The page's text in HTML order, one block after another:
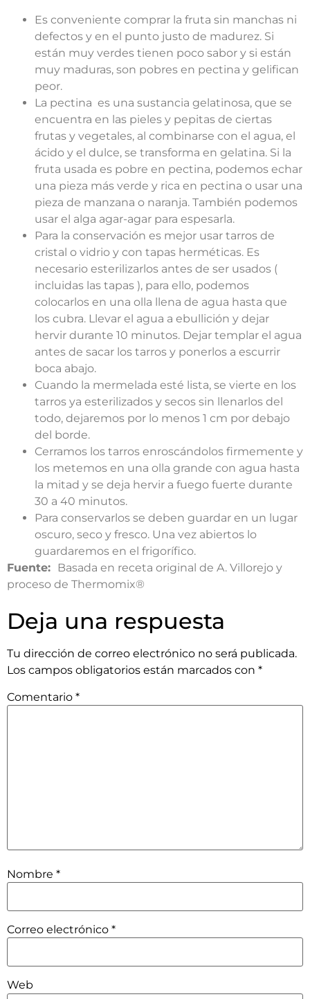
Es conveniente comprar la fruta sin manchas ni
defectos y en el punto justo de madurez. Si
están muy verdes tienen poco sabor y si están
muy maduras, son pobres en pectina y gelifican
peor.
La pectina es una sustancia gelatinosa, que se
encuentra en las pieles y pepitas de ciertas
frutas y vegetales, al combinarse con el agua, el
ácido y el dulce, se transforma en gelatina. Si la
fruta usada es pobre en pectina, podemos echar
una pieza más verde y rica en pectina o usar una
pieza de manzana o naranja. También podemos
usar el alga agar-agar para espesarla.
Para la conservación es mejor usar tarros de
cristal o vidrio y con tapas herméticas. Es
necesario esterilizarlos antes de ser usados (
incluidas las tapas ), para ello, podemos
colocarlos en una olla llena de agua hasta que
los cubra. Llevar el agua a ebullición y dejar
hervir durante 10 minutos. Dejar templar el agua
antes de sacar los tarros y ponerlos a escurrir
boca abajo.
Cuando la mermelada esté lista, se vierte en los
tarros ya esterilizados y secos sin llenarlos del
todo, dejaremos por lo menos 1 cm por debajo
del borde.
Cerramos los tarros enroscándolos firmemente y
los metemos en una olla grande con agua hasta
la mitad y se deja hervir a fuego fuerte durante
30 a 40 minutos.
Para conservarlos se deben guardar en un lugar
oscuro, seco y fresco. Una vez abiertos lo
guardaremos en el frigorífico.
Fuente:
Basada en receta original de A. Villorejo y
proceso de Thermomix®
Deja una respuesta
Tu dirección de correo electrónico no será publicada.
Los campos obligatorios están marcados con *
Comentario *
Nombre *
Correo electrónico *
Web